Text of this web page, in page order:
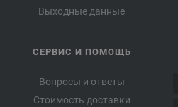
Выходные данные
СЕРВИС И ПОМОЩЬ
Вопросы и ответы
Стоимость доставки